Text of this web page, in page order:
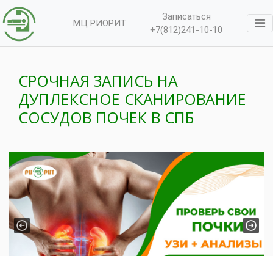
МЦ РИОРИТ
Записаться
+7(812)241-10-10
СРОЧНАЯ ЗАПИСЬ НА
ДУПЛЕКСНОЕ СКАНИРОВАНИЕ
СОСУДОВ ПОЧЕК В СПБ
Previous Next